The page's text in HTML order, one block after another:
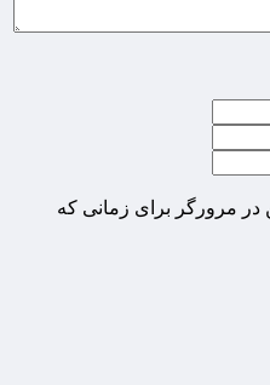
در مرورگر برای زمانی که